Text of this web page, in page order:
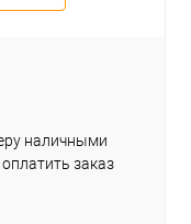
наличными
заказ